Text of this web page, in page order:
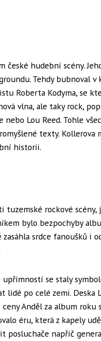
hudební scény.
Tehdy bubnoval
Roberta Kodyma, se
vlna, ale taky rock,
Lou Reed. Tohle
texty. Kollerova
historii.
rockové
bylo bezpochyby
zasáhla srdce fanoušků
se staly
lidé po celé zemi.
Anděl za album
éru, která z kapely
posluchače napříč